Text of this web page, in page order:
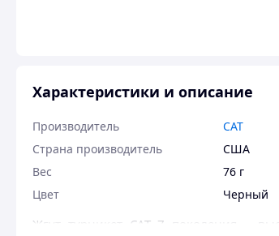
Характеристики и описание
Производитель
CAT
Страна производитель
США
Вес
76 г
Цвет
Черный
Жгут турникет САТ 7 поколения –